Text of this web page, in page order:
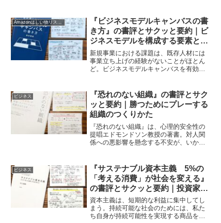
Amazonほしい物リスト2021
『ビジネスモデルキャンバスの書
き方』の書評とサクッと要約｜ビ
ジネスモデルを構成する要素とそ
の関係性
新規事業における課題は、既存人材には
事業立ち上げの経験がないことがほとん
ど。ビジネスモデルキャンバスを有効に
ビジネス
『恐れのない組織』の書評とサク
ッと要約｜勝つためにプレーする
組織のつくりかた
『恐れのない組織』は、心理的安全性の
提唱エドモンドソン教授の著書。対人関
係への悪影響を懸念する不安が、いかに
ビジネス
『サステナブル資本主義 5%の
「考える消費」が社会を変える』
の書評とサクッと要約｜投資家マ
インドをもって消費する
資本主義は、短期的な利益に集中してし
まう。持続可能な社会のためには、私た
ち自身が持続可能性を実現する商品を消